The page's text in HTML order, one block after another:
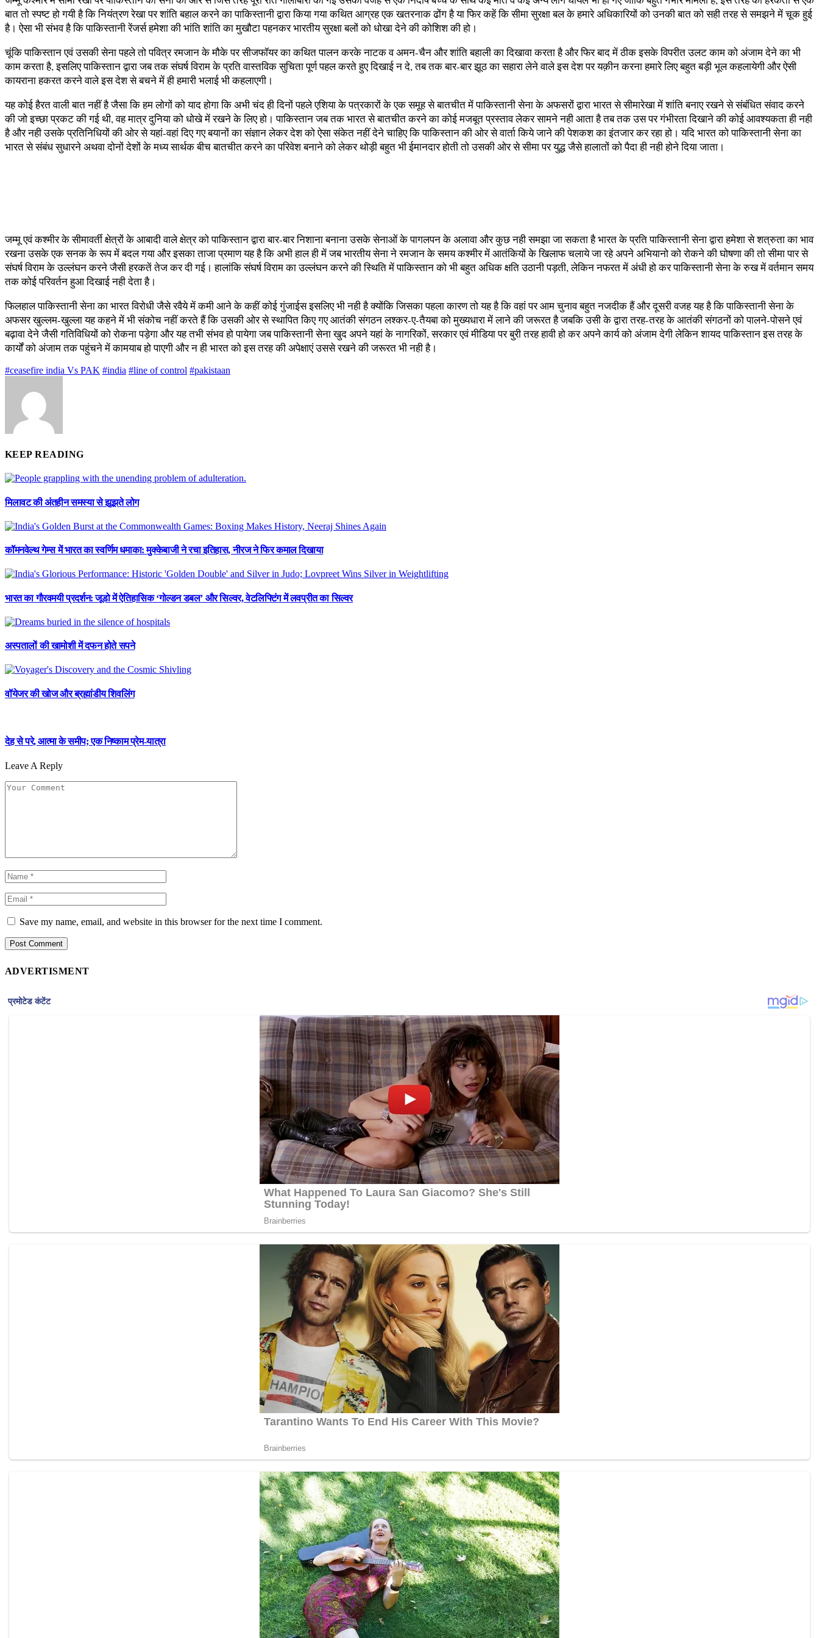
बात तो स्पष्ट हो गयी है कि नियंत्रण रेखा पर शांति बहाल करने का पाकिस्तानी द्वारा किया गया कथित आग्रह एक खतरनाक ढोंग है या फिर कहें कि सीमा सुरक्षा बल के हमारे अधिकारियों को उनकी बात को सही तरह से समझने में चूक हुई
है। ऐसा भी संभव है कि पाकिस्तानी रेंजर्स हमेशा की भांति शांति का मुखौटा पहनकर भारतीय सुरक्षा बलों को धोखा देने की कोशिश की हो।
चूंकि पाकिस्तान एवं उसकी सेना पहले तो पवित्र रमजान के मौके पर सीजफॉयर का कथित पालन करके नाटक व अमन-चैन और शांति बहाली का दिखावा करता है और फिर बाद में ठीक इसके विपरीत उलट काम को अंजाम देने का भी
काम करता है, इसलिए पाकिस्तान द्वारा जब तक संघर्ष विराम के प्रति वास्तविक सुचिता पूर्ण पहल करते हुए दिखाई न दे, तब तक बार-बार झूठ का सहारा लेने वाले इस देश पर यक़ीन करना हमारे लिए बहुत बड़ी भूल कहलायेगी और ऐसी
कायराना हकरत करने वाले इस देश से बचने में ही हमारी भलाई भी कहलाएगी।
यह कोई हैरत वाली बात नहीं है जैसा कि हम लोगों को याद होगा कि अभी चंद ही दिनों पहले एशिया के पत्रकारों के एक समूह से बातचीत में पाकिस्तानी सेना के अफसरों द्वारा भारत से सीमारेखा में शांति बनाए रखने से संबंधित संवाद करने
की जो इच्छा प्रकट की गई थी, वह मात्र दुनिया को धोखे में रखने के लिए हो। पाकिस्तान जब तक भारत से बातचीत करने का कोई मजबूत प्रस्ताव लेकर सामने नही आता है तब तक उस पर गंभीरता दिखाने की कोई आवश्यकता ही नही
है और नही उसके प्रतिनिधियों की ओर से यहां-वहां दिए गए बयानों का संज्ञान लेकर देश को ऐसा संकेत नहीं देने चाहिए कि पाकिस्तान की ओर से वार्ता किये जाने की पेशकश का इंतजार कर रहा हो। यदि भारत को पाकिस्तानी सेना का
भारत से संबंध सुधारने अथवा दोनों देशों के मध्य सार्थक बीच बातचीत करने का परिवेश बनाने को लेकर थोड़ी बहुत भी ईमानदार होती तो उसकी ओर से सीमा पर युद्ध जैसे हालातों को पैदा ही नही होने दिया जाता।
जम्मू एवं कश्मीर के सीमावर्ती क्षेत्रों के आबादी वाले क्षेत्र को पाकिस्तान द्वारा बार-बार निशाना बनाना उसके सेनाओं के पागलपन के अलावा और कुछ नही समझा जा सकता है भारत के प्रति पाकिस्तानी सेना द्वारा हमेशा से शत्रुता का भाव
रखना उसके एक सनक के रूप में बदल गया और इसका ताजा प्रमाण यह है कि अभी हाल ही में जब भारतीय सेना ने रमजान के समय कश्मीर में आतंकियों के खिलाफ चलाये जा रहे अपने अभियानो को रोकने की घोषणा की तो सीमा पार से
संघर्ष विराम के उल्लंघन करने जैसी हरकतें तेज कर दी गई। हालांकि संघर्ष विराम का उल्लंघन करने की स्थिति में पाकिस्तान को भी बहुत अधिक क्षति उठानी पड़ती, लेकिन नफरत में अंधी हो कर पाकिस्तानी सेना के रुख में वर्तमान समय
तक कोई परिवर्तन हुआ दिखाई नही देता है।
फिलहाल पाकिस्तानी सेना का भारत विरोधी जैसे रवैये में कमी आने के कहीं कोई गुंजाईस इसलिए भी नही है क्योंकि जिसका पहला कारण तो यह है कि वहां पर आम चुनाव बहुत नजदीक हैं और दूसरी वजह यह है कि पाकिस्तानी सेना के
अफसर खुल्लम-खुल्ला यह कहने में भी संकोच नहीं करते हैं कि उसकी ओर से स्थापित किए गए आतंकी संगठन लश्कर-ए-तैयबा को मुख्यधारा में लाने की जरूरत है जबकि उसी के द्वारा तरह-तरह के आतंकी संगठनों को पालने-पोसने एवं
बढ़ावा देने जैसी गतिविधियों को रोकना पड़ेगा और यह तभी संभव हो पायेगा जब पाकिस्तानी सेना खुद अपने यहां के नागरिकों, सरकार एवं मीडिया पर बुरी तरह हावी हो कर अपने कार्य को अंजाम देगी लेकिन शायद पाकिस्तान इस तरह के
कार्यों को अंजाम तक पहुंचने में कामयाब हो पाएगी और न ही भारत को इस तरह की अपेक्षाएं उससे रखने की जरूरत भी नही है।
#ceasefire india Vs PAK #india #line of control #pakistaan
KEEP READING
मिलावट की अंतहीन समस्या से झूझते लोग
कॉमनवेल्थ गेम्स में भारत का स्वर्णिम धमाका: मुक्केबाजी ने रचा इतिहास, नीरज ने फिर कमाल दिखाया
भारत का गौरवमयी प्रदर्शन: जूडो में ऐतिहासिक ‘गोल्डन डबल’ और सिल्वर, वेटलिफ्टिंग में लवप्रीत का सिल्वर
अस्पतालों की खामोशी में दफन होते सपने
वॉयेजर की खोज और ब्रह्मांडीय शिवलिंग
देह से परे, आत्मा के समीप; एक निष्काम प्रेम-यात्रा
Leave A Reply
Save my name, email, and website in this browser for the next time I comment.
ADVERTISMENT